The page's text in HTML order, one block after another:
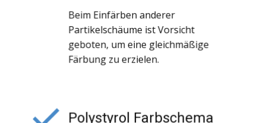
Beim Einfärben anderer
Partikelschäume ist Vorsicht
geboten, um eine gleichmäßige
Färbung zu erzielen.
Polystyrol Farbschema